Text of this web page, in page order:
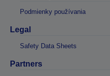
Podmienky používania
Legal
Safety Data Sheets
Partners